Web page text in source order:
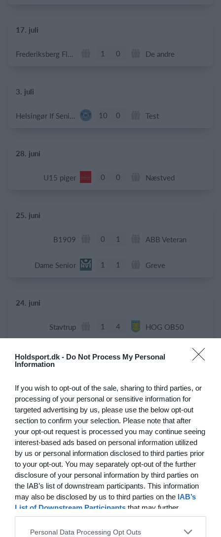
Holdsport.dk - Do Not Process My Personal
Information
If you wish to opt-out of the sale, sharing to third parties, or
processing of your personal or sensitive information for
targeted advertising by us, please use the below opt-out
section to confirm your selection. Please note that after
your opt-out request is processed you may continue seeing
interest-based ads based on personal information utilized
by us or personal information disclosed to third parties prior
to your opt-out. You may separately opt-out of the further
disclosure of your personal information by third parties on
the IAB’s list of downstream participants. This information
may also be disclosed by us to third parties on the IAB’s
List of Downstream Participants that may further
disclose it to other third parties.
Personal Data Processing Opt Outs
17. juli
Frederiksberg Floorball Fighters 1 0 De andre
3. juli
Helsingør If Senior 10 0 Test
28. juni
U15 piger 0 0 Næstved
25. juni
B1909 0 1 ABB Veteran
Dame Senior 1 1 Greve
24. juni
Stavtrup 1 4 HOG OB50
De grønne bude Stokehagen
Beierholm - Fodbold 3 0 Modstander
22. juni
FC Internationale (Superveteran) 0 0 Fodboldorkestret
+47 Sæson 2026 2 5 Modstander
Brede IF - Det grå guld 3 1 Hørsholm